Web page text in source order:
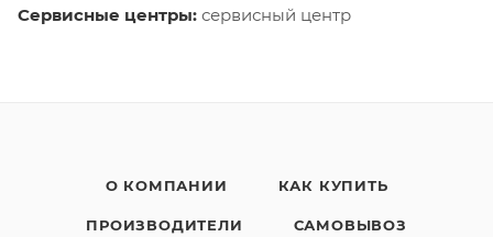
Сервисные центры: сервисный центр
О КОМПАНИИ КАК КУПИТЬ
ПРОИЗВОДИТЕЛИ САМОВЫВОЗ